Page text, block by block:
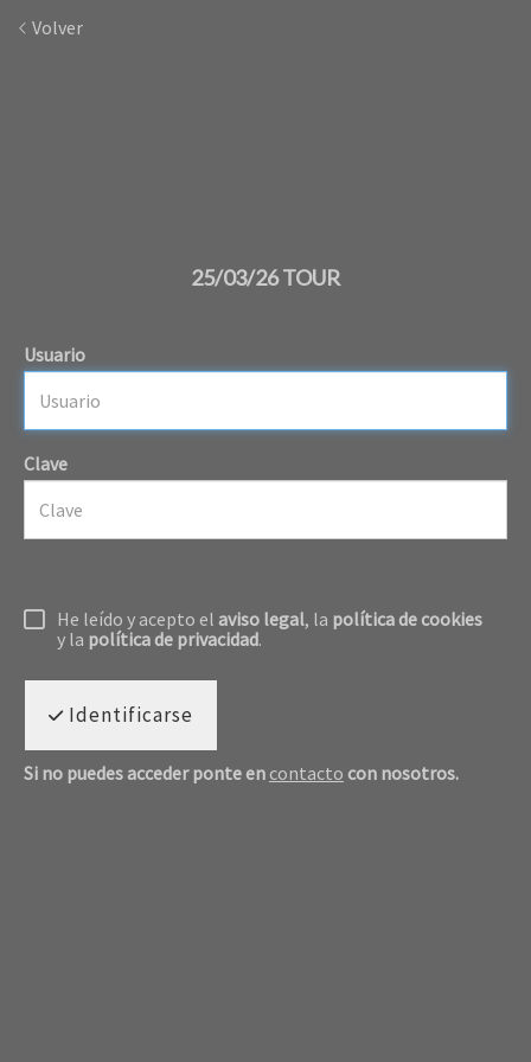
Volver
25/03/26 TOUR
Usuario
Clave
He leído y acepto el aviso legal, la política de cookies
y la política de privacidad.
Identificarse
Si no puedes acceder ponte en contacto con nosotros.